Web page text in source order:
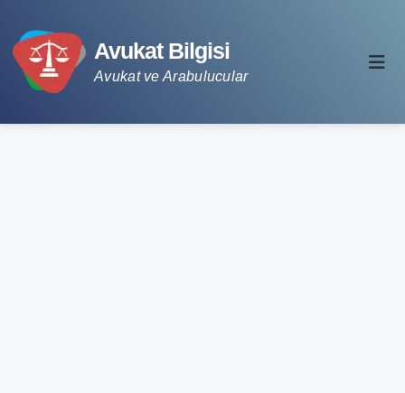
Avukat Bilgisi
Avukat ve Arabulucular